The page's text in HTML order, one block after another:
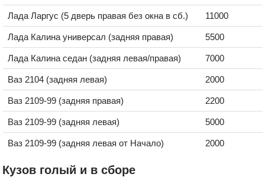
Лада Ларгус (5 дверь правая без окна в сб.) 11000
Лада Калина универсал (задняя правая) 5500
Лада Калина седан (задняя левая/правая) 7000
Ваз 2104 (задняя левая) 2000
Ваз 2109-99 (задняя правая) 2200
Ваз 2109-99 (задняя левая) 5000
Ваз 2109-99 (задняя левая от Начало) 2000
Кузов голый и в сборе